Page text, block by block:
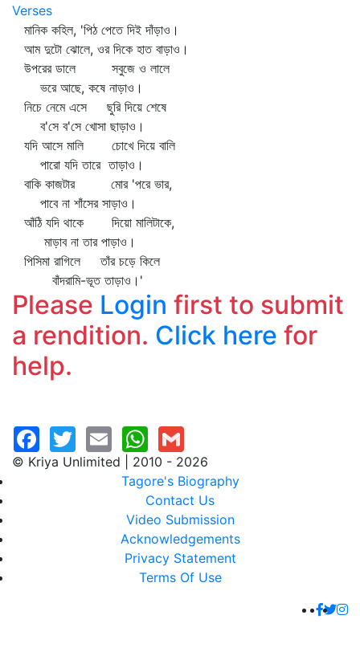
Verses
মানিক কহিল, 'পিঠ পেতে দিই দাঁড়াও।
আম দুটো ঝোলে, ওর দিকে হাত বাড়াও।
উপরের ডালে সবুজে ও লালে
ভরে আছে, কষে নাড়াও।
নিচে নেমে এসে ছুরি দিয়ে শেষে
ব'সে ব'সে খোসা ছাড়াও।
যদি আসে মালি চোখে দিয়ে বালি
পারো যদি তারে তাড়াও।
বাকি কাজটার মোর 'পরে ভার,
পাবে না শাঁসের সাড়াও।
আঁঠি যদি থাকে দিয়ো মালিটাকে,
মাড়াব না তার পাড়াও।
পিসিমা রাগিলে তাঁর চড়ে কিলে
বাঁদরামি-ভূত তাড়াও।'
Please Login first to submit
a rendition. Click here for
help.
© Kriya Unlimited | 2010 - 2026
Tagore's Biography
Contact Us
Video Submission
Acknowledgements
Privacy Statement
Terms Of Use